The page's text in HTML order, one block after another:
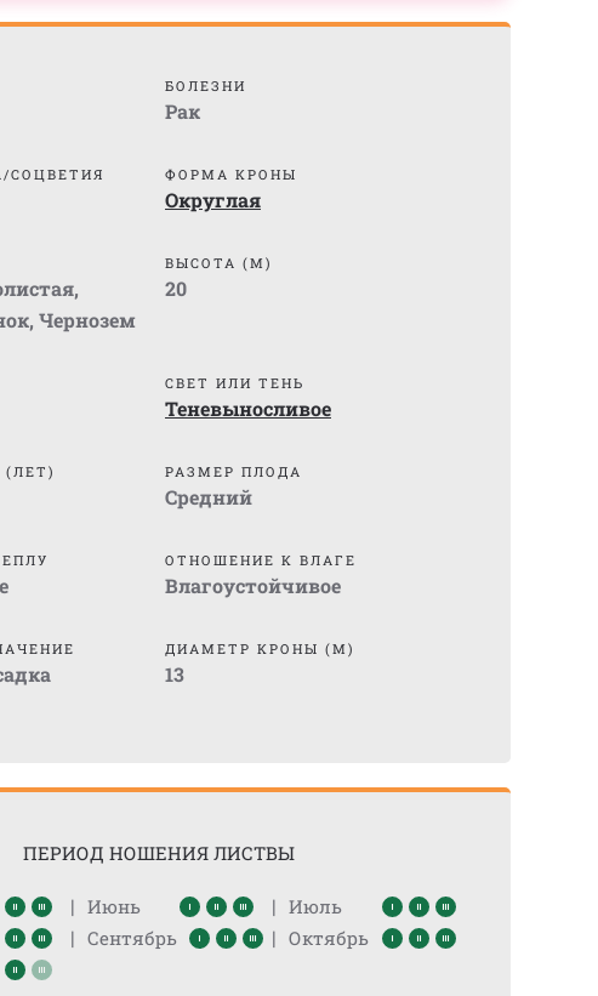
БОЛЕЗНИ
Рак
СОЦВЕТИЯ ФОРМА КРОНЫ
Округлая
,
, Чернозем
ВЫСОТА (М)
20
СВЕТ ИЛИ ТЕНЬ
Теневыносливое
(ЛЕТ) РАЗМЕР ПЛОДА
Средний
ОТНОШЕНИЕ К ВЛАГЕ
Влагоустойчивое
ДИАМЕТР КРОНЫ (М)
13
ПЕРИОД НОШЕНИЯ ЛИСТВЫ
| Июнь | Июль
| Сентябрь | Октябрь